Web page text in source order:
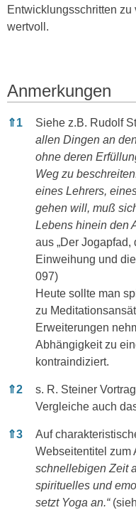
Entwicklungsschritten
wertvoll.
Anmerkungen
Anmerkungen
⇑1 Siehe z.B. Rudolf
allen Dingen an
ohne deren
Weg zu
eines Lehrers,
gehen will, muß
Lebens hinein den
aus „Der
Einweihung und
097)
Heute sollte man
zu
Erweiterungen
Abhängigkeit zu
kontraindiziert.
⇑2
s. R. Steiner
Vergleiche auch
⇑3
Auf
Webseitentitel zum
schnellebigen Zeit
spirituelles und
setzt Yoga an.“